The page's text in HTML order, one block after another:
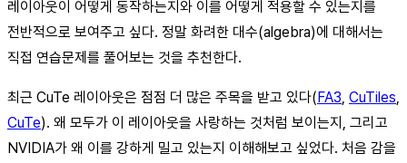
레이아웃이 어떻게 동작하는지와 이를 어떻게 적용할 수 있는지를
전반적으로 보여주고 싶다. 정말 화려한 대수(algebra)에 대해서는
직접 연습문제를 풀어보는 것을 추천한다.
최근 CuTe 레이아웃은 점점 더 많은 주목을 받고 있다(FA3 CuTiles
CuTe). 왜 모두가 이 레이아웃을 사랑하는 것처럼 보이는지, 그리고
NVIDIA가 왜 이를 강하게 밀고 있는지 이해해보고 싶었다. 처음 감을